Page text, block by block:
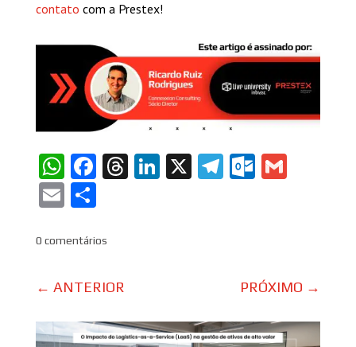
contato com a Prestex!
WhatsApp
Facebook
Threads
LinkedIn
X TelegramGmail
EmailShare
0 comentários
← ANTERIOR PRÓXIMO →